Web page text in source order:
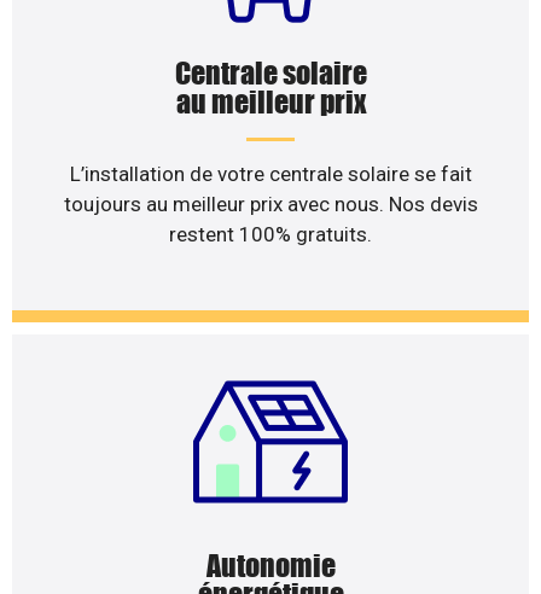
Centrale solaire
au meilleur prix
L’installation de votre centrale solaire se fait
toujours au meilleur prix avec nous. Nos devis
restent 100% gratuits.
Autonomie